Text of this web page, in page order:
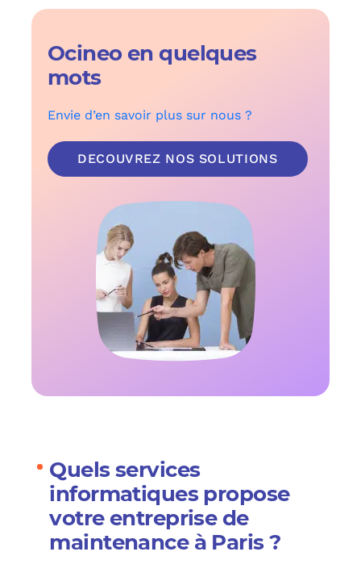
Ocineo en quelques
mots
Envie d’en savoir plus sur nous ?
DECOUVREZ NOS SOLUTIONS
Quels services
informatiques propose
votre entreprise de
maintenance à Paris ?